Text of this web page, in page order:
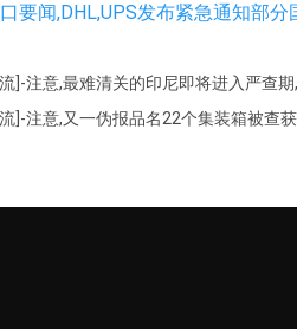
要闻,DHL,UPS发布紧急通知部
]-注意,最难清关的印尼即将进入严查
]-注意,又一伪报品名22个集装箱被查